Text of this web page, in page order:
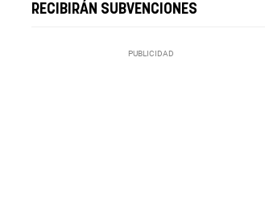
RECIBIRÁN SUBVENCIONES